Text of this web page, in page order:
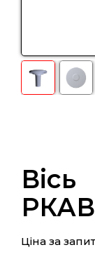
Вісь
Ціна за